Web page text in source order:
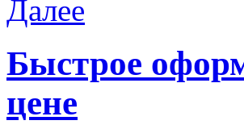
Далее
Быстрое
цене